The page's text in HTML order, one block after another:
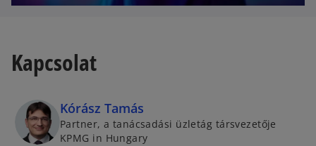
Kapcsolat
Kórász Tamás
Partner, a tanácsadási üzletág társvezetője
KPMG in Hungary